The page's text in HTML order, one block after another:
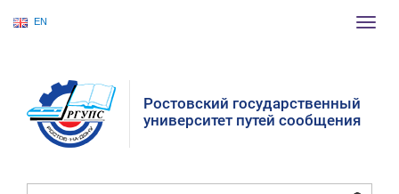
EN
Ростовский государственный
университет путей сообщения